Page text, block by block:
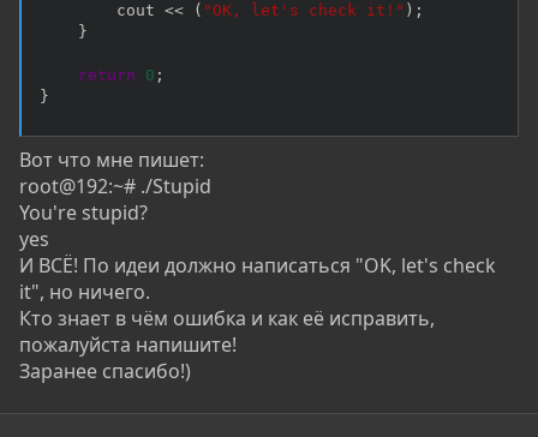
        cout
<< ( "OK, let's check it!" ) ;
}
return 0 ;
}
Вот что мне пишет:
root@192:~# ./Stupid
You're stupid?
yes
И ВСЁ! По идеи должно написаться "OK, let's check
it", но ничего.
Кто знает в чём ошибка и как её исправить,
пожалуйста напишите!
Заранее спасибо!)